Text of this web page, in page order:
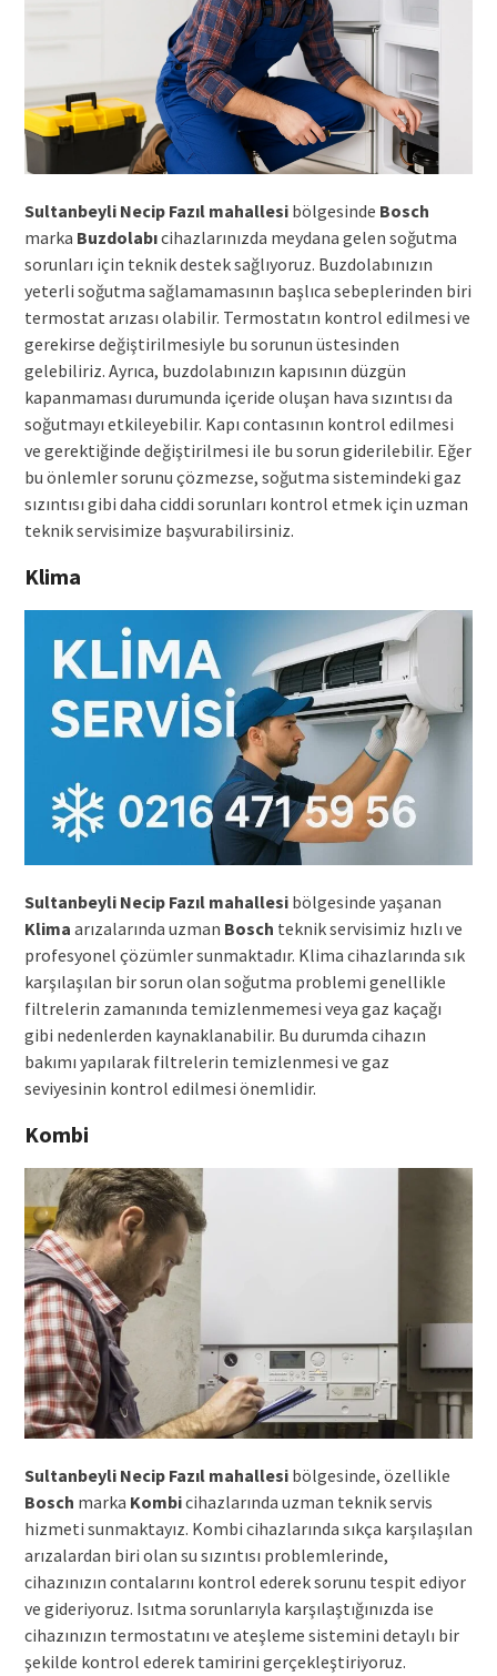
Sultanbeyli Necip Fazıl mahallesibölgesinde Bosch
marka Buzdolabıcihazlarınızda meydana gelen soğutma
sorunları için teknik destek sağlıyoruz. Buzdolabınızın
yeterli soğutma sağlamamasının başlıca sebeplerinden biri
termostat arızası olabilir. Termostatın kontrol edilmesi ve
gerekirse değiştirilmesiyle bu sorunun üstesinden
gelebiliriz. Ayrıca, buzdolabınızın kapısının düzgün
kapanmaması durumunda içeride oluşan hava sızıntısı da
soğutmayı etkileyebilir. Kapı contasının kontrol edilmesi
ve gerektiğinde değiştirilmesi ile bu sorun giderilebilir. Eğer
bu önlemler sorunu çözmezse, soğutma sistemindeki gaz
sızıntısı gibi daha ciddi sorunları kontrol etmek için uzman
teknik servisimize başvurabilirsiniz.
Klima
Sultanbeyli Necip Fazıl mahallesibölgesinde yaşanan
Klima arızalarında uzman Bosch teknik servisimiz hızlı ve
profesyonel çözümler sunmaktadır. Klima cihazlarında sık
karşılaşılan bir sorun olan soğutma problemi genellikle
filtrelerin zamanında temizlenmemesi veya gaz kaçağı
gibi nedenlerden kaynaklanabilir. Bu durumda cihazın
bakımı yapılarak filtrelerin temizlenmesi ve gaz
seviyesinin kontrol edilmesi önemlidir.
Kombi
Sultanbeyli Necip Fazıl mahallesibölgesinde, özellikle
Bosch marka Kombicihazlarında uzman teknik servis
hizmeti sunmaktayız. Kombi cihazlarında sıkça karşılaşılan
arızalardan biri olan su sızıntısı problemlerinde,
cihazınızın contalarını kontrol ederek sorunu tespit ediyor
ve gideriyoruz. Isıtma sorunlarıyla karşılaştığınızda ise
cihazınızın termostatını ve ateşleme sistemini detaylı bir
şekilde kontrol ederek tamirini gerçekleştiriyoruz.